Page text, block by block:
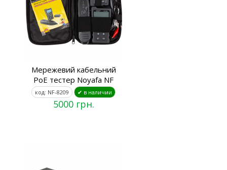
Мережевий кабельний
PoE тестер Noyafa NF
код: NF-8209 ✔ в наличии
5000 грн.